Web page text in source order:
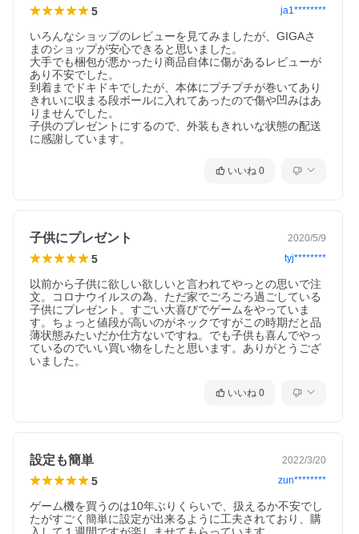
5 ja1********
いろんなショップのレビューを見てみましたが、GIGAさ
まのショップが安心できると思いました。
大手でも梱包が悪かったり商品自体に傷があるレビューが
あり不安でした。
到着までドキドキでしたが、本体にプチプチが巻いてあり
きれいに収まる段ボールに入れてあったので傷や凹みはあ
りませんでした。
子供のプレゼントにするので、外装もきれいな状態の配送
に感謝しています。
いいね 0
子供にプレゼント 2020/5/9
5 tyj********
以前から子供に欲しい欲しいと言われてやっとの思いで注
文。コロナウイルスの為、ただ家でごろごろ過ごしている
子供にプレゼント。すごい大喜びでゲームをやっていま
す。ちょっと値段が高いのがネックですがこの時期だと品
薄状態みたいだか仕方ないですね。でも子供も喜んでやっ
ているのでいい買い物をしたと思います。ありがとうござ
いました。
いいね 0
設定も簡単 2022/3/20
5 zun********
ゲーム機を買うのは10年ぶりくらいで、扱えるか不安でし
たがすごく簡単に設定が出来るように工夫されており、購